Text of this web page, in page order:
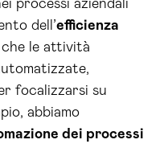
processi aziendali
dell’efficienza
le attività
focalizzarsi su
abbiamo
dei processi